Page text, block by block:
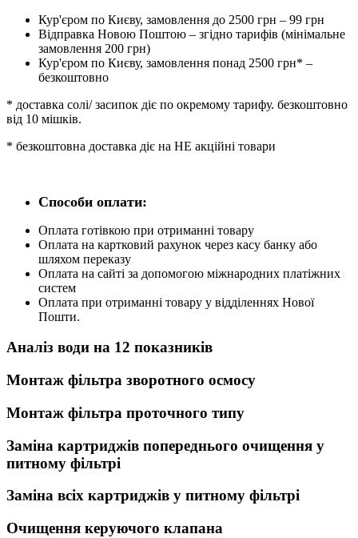
Кур'єром по Києву, замовлення до 2500 грн – 99 грн
Відправка Новою Поштою – згідно тарифів (мінімальне
замовлення 200 грн)
Кур'єром по Києву, замовлення понад 2500 грн* –
безкоштовно
* доставка солі/ засипок діє по окремому тарифу. безкоштовно
від 10 мішків.
* безкоштовна доставка діє на НЕ акційні товари
Способи оплати:
Оплата готівкою при отриманні товару
Оплата на картковий рахунок через касу банку або
шляхом переказу
Оплата на сайті за допомогою міжнародних платіжних
систем
Оплата при отриманні товару у відділеннях Нової
Пошти.
Аналіз води на 12 показників
Монтаж фільтра зворотного осмосу
Монтаж фільтра проточного типу
Заміна картриджів попереднього очищення у
питному фільтрі
Заміна всіх картриджів у питному фільтрі
Очищення керуючого клапана